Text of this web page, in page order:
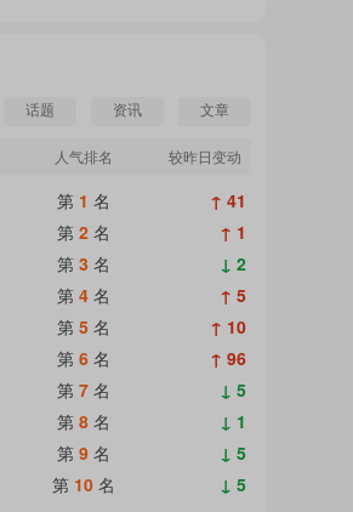
话题 资讯 文章
人气排名 较昨日变动
第 1 名
↑ 41
第 2 名
↑ 1
第 3 名
↓ 2
第 4 名
↑ 5
第 5 名
↑ 10
第 6 名
↑ 96
第 7 名
↓ 5
第 8 名
↓ 1
第 9 名
↓ 5
第 10 名 ↓ 5